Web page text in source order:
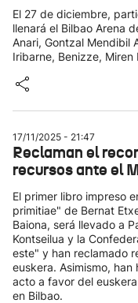
El 27 de diciembre,
llenará el Bilbao Arena
Anari, Gontzal Mendibil
Iribarne, Benizze,
17/11/2025 - 21:47
Reclaman el
recursos ante el
El primer libro impreso
primitiae" de Bernat
Baiona, será llevado a
Kontseilua y la
este" y han reclamado
euskera. Asimismo,
acto a favor del
en Bilbao.